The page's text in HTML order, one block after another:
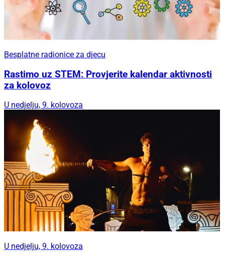
Besplatne radionice za djecu
Rastimo uz STEM: Provjerite kalendar aktivnosti
za kolovoz
U nedjelju, 9. kolovoza
U nedjelju, 9. kolovoza